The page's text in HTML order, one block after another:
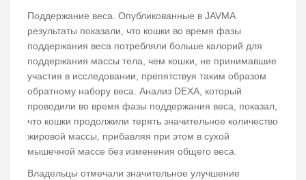
Поддержание веса. Опубликованные в JAVMA
результаты показали, что кошки во время фазы
поддержания веса потребляли больше калорий для
поддержания массы тела, чем кошки, не принимавшие
участия в исследовании, препятствуя таким образом
обратному набору веса. Анализ DEXА, который
проводили во время фазы поддержания веса, показал,
что кошки продолжили терять значительное количество
жировой массы, прибавляя при этом в сухой
мышечной массе без изменения общего веса.
Владельцы отмечали значительное улучшение